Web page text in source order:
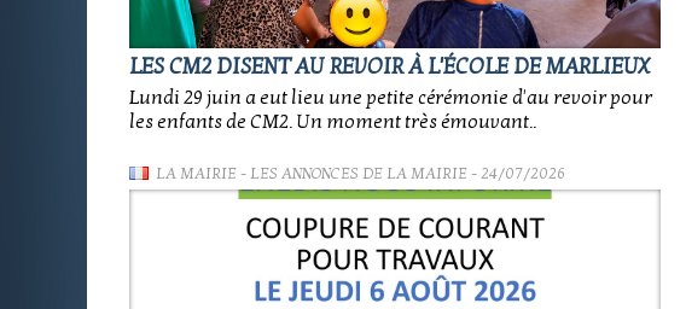
LES CM2 DISENT AU REVOIR À L'ÉCOLE DE MARLIEUX
Lundi 29 juin a eut lieu une petite cérémonie d'au revoir pour
les enfants de CM2. Un moment très émouvant..
LA MAIRIE- LES ANNONCES DE LA MAIRIE- 24/07/2026